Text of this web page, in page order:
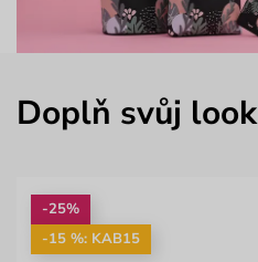
Doplň svůj look
-25%
-15 %: KAB15